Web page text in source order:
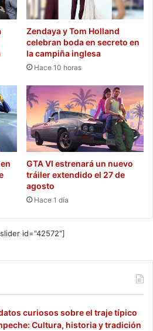
Zendaya y Tom Holland
celebran boda en secreto en
la campiña inglesa
Hace 10 horas
GTA VI estrenará un nuevo
tráiler extendido el 27 de
agosto
Hace 1 día
id="42572"]
curiosos sobre el traje típico
Cultura, historia y tradición